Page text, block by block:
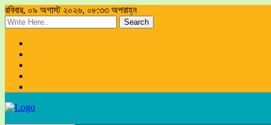
রবিবার, ০৯ অগাস্ট ২০২৬, ০৮:৩৩ অপরাহ্ন
Search